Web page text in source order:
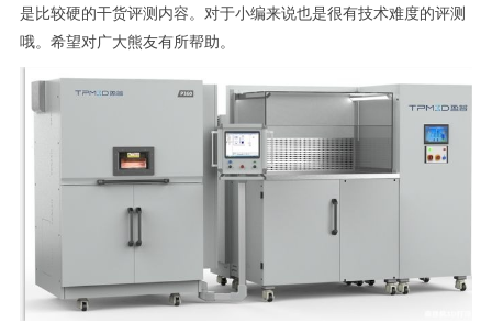
是比较硬的干货评测内容。对于小编来说也是很有技术难度的评测
哦。希望对广大熊友有所帮助。